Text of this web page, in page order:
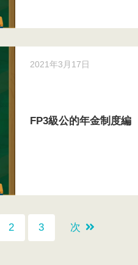
2021年3月17日
FP3級公的年金制度編
2 3 次